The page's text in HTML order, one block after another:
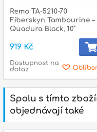
Remo TA-5210-70
Fiberskyn Tambourine –
Quadura Black, 10"
919 Kč
Dostupnost na
dotaz
Spolu s tímto
objednávají také